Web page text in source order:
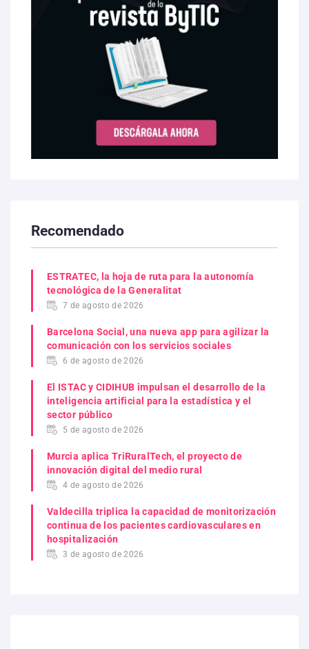
Recomendado
ESTRATEC, la hoja de ruta para la autonomía
tecnológica de la Generalitat
7 de agosto de 2026
Barcelona Social, una nueva app para agilizar la
comunicación con los servicios sociales
6 de agosto de 2026
El ISTAC y CIDIHUB impulsan el desarrollo de la
inteligencia artificial para la estadística y el
sector público
5 de agosto de 2026
Murcia aplica TriRuralTech, el proyecto de
innovación digital del medio rural
4 de agosto de 2026
Valdecilla triplica la capacidad de monitorización
continua de los pacientes cardiovasculares en
hospitalización
3 de agosto de 2026